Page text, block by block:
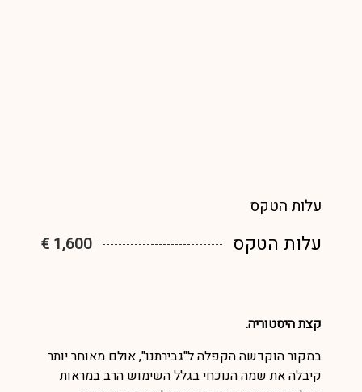
עלות הטקס
עלות הטקס 1,600 €
קצת היסטוריה.
במקור הוקדשה הקפלה ל"גבירתנו", אולם מאוחר יותר
קיבלה את שמה הנוכחי בגלל השימוש הרב במראות